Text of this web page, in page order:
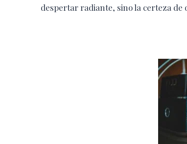
despertar radiante, sino la certeza de